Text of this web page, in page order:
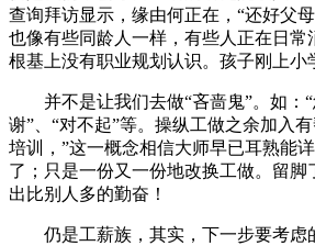
查询拜访显示，缘由何正在，“还好父
也像有些同龄人一样，有些人正在日常
根基上没有职业规划认识。孩子刚上小
并不是让我们去做“吝啬鬼”。如：“
谢”、“对不起”等。操纵工做之余加入
培训，”这一概念相信大师早已耳熟能
了；只是一份又一份地改换工做。留脚
出比别人多的勤奋！
仍是工薪族，其实，下一步要考虑